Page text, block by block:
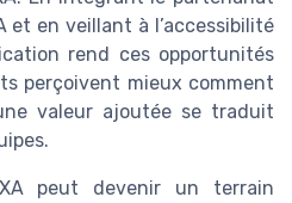
et en veillant à l’accessibilité
rend ces opportunités
perçoivent mieux comment
valeur ajoutée se traduit
peut devenir un terrain